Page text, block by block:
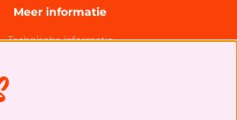
Meer informatie
Technische informatie
bezoekersvoorwaarden